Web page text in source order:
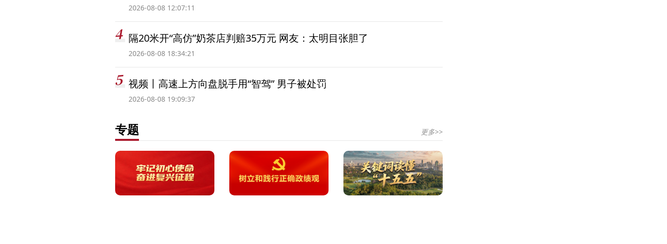
2026-08-08 12:07:11
隔20米开“高仿”奶茶店判赔35万元 网友：太明目张胆了
2026-08-08 18:34:21
视频丨高速上方向盘脱手用“智驾” 男子被处罚
2026-08-08 19:09:37
专题 更多>>